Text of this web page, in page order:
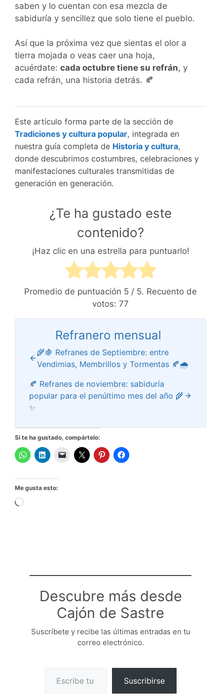
saben y lo cuentan con esa mezcla de
sabiduría y sencillez que solo tiene el pueblo.
Así que la próxima vez que sientas el olor a
tierra mojada o veas caer una hoja,
acuérdate: cada octubre tiene su refrán, y
cada refrán, una historia detrás. 🍂
Este artículo forma parte de la sección de
Tradiciones y cultura popular, integrada en
nuestra guía completa de Historia y cultura,
donde descubrimos costumbres, celebraciones y
manifestaciones culturales transmitidas de
generación en generación.
¿Te ha gustado este
contenido?
¡Haz clic en una estrella para puntuarlo!
Promedio de puntuación 5 / 5. Recuento de
votos: 77
Refranero mensual
🌾🍇 Refranes de Septiembre: entre
Vendimias, Membrillos y Tormentas 🍂🌧️
🍂 Refranes de noviembre: sabiduría
popular para el penúltimo mes del año 🌾
✨
Si te ha gustado, compártelo:
Me gusta esto:
Cargando...
Descubre más desde
Cajón de Sastre
Suscríbete y recibe las últimas entradas en tu
correo electrónico.
Suscribirse